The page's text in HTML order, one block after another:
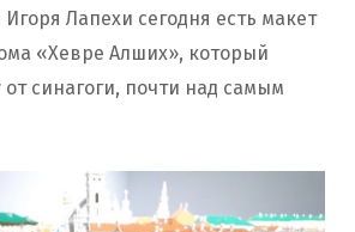
Лапехи сегодня есть макет
«Хевре Алших», который
от синагоги, почти над самым